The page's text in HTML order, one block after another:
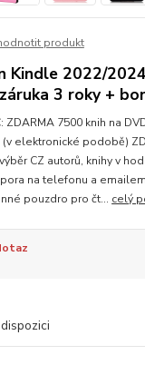
produkt
Kindle 2022/
3 roky +
ZDARMA 7500 knih na
elektronické podobě)
CZ autorů, knihy v
na telefonu a
pouzdro pro čt... celý